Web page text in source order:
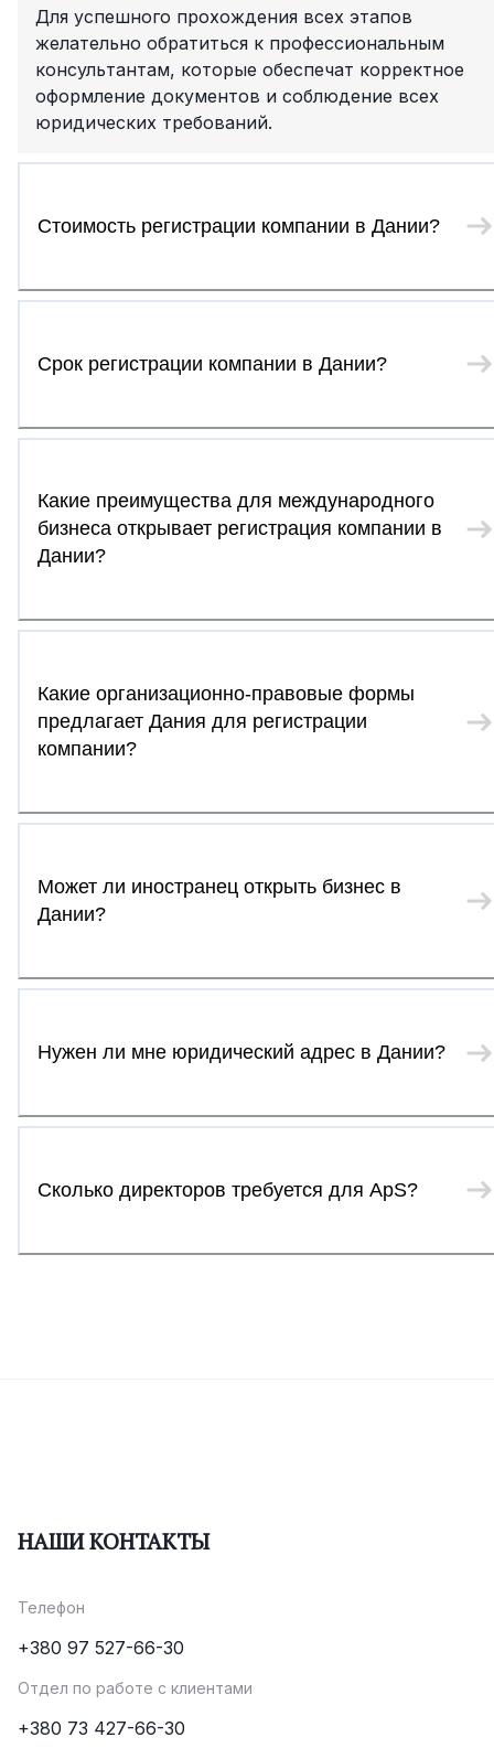
Для успешного прохождения всех этапов
желательно обратиться к профессиональным
консультантам, которые обеспечат корректное
оформление документов и соблюдение всех
юридических требований.
Стоимость регистрации компании в Дании?
Срок регистрации компании в Дании?
Какие преимущества для международного
бизнеса открывает регистрация компании в
Дании?
Какие организационно-правовые формы
предлагает Дания для регистрации
компании?
Может ли иностранец открыть бизнес в
Дании?
Нужен ли мне юридический адрес в Дании?
Сколько директоров требуется для ApS?
НАШИ КОНТАКТЫ
Телефон
+380 97 527-66-30
Отдел по работе с клиентами
+380 73 427-66-30